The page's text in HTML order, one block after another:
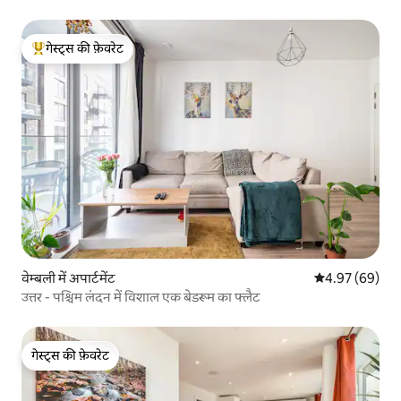
गेस्ट्स का टॉप फ़ेवरेट
गेस्ट्स की फ़ेवरेट
वेम्बली में अपार्टमेंट औसत रेटिंग 5 में
4.97 (69)
उत्तर - पश्चिम लंदन में विशाल एक बेडरूम का फ्लैट
गेस्ट्स की फ़ेवरेट
गेस्ट्स की फ़ेवरेट